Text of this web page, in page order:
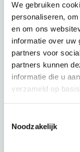
We gebruiken
personaliseren,
en om ons
informatie over uw
partners voor
partners kunnen
informatie die u
verzameld op
Noodzakelijk
Totaalprijs
€39,99
Stop dit